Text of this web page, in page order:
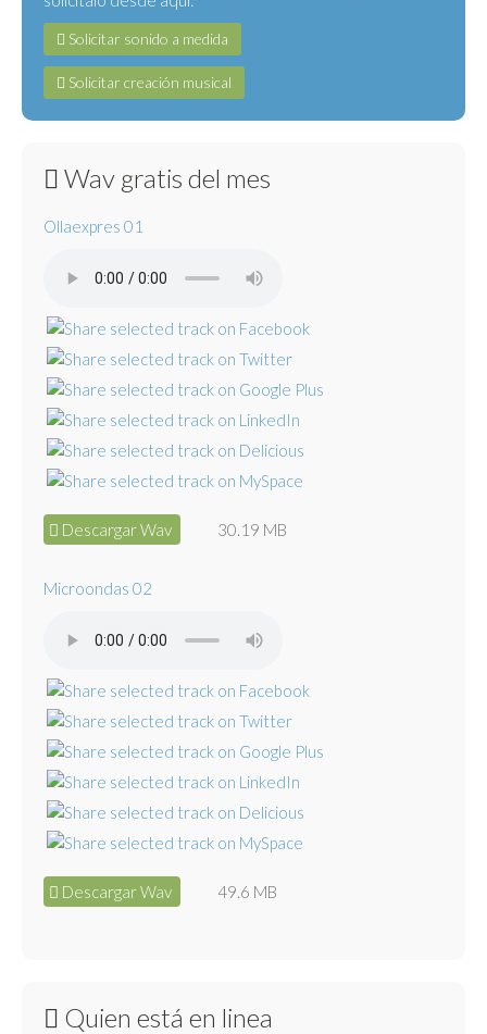
Solicitar sonido a medida
Solicitar creación musical
Wav gratis del mes
Ollaexpres 01
Descargar Wav 30.19 MB
Microondas 02
Descargar Wav 49.6 MB
Quien está en linea